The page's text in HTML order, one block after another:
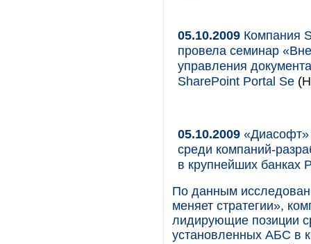
05.10.2009 Компания
провела семинар
управления
SharePoint Portal Se
05.10.2009
среди компаний-
в крупнейших банках
По данным
меняет стратегии»,
лидирующие позиции
установленных АБС в